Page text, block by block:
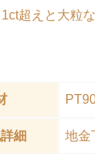
超えと大粒
細 地金